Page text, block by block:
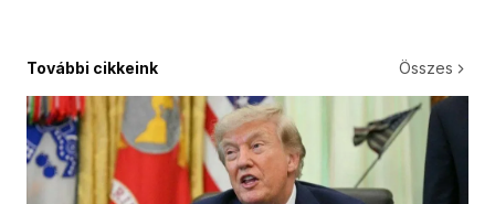
További cikkeink Összes